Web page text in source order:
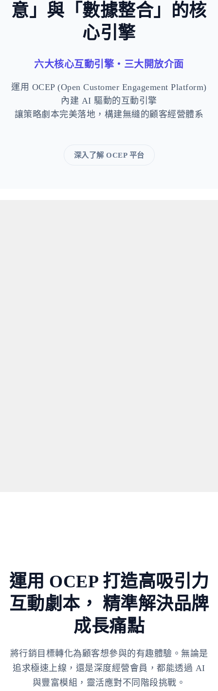
意」與「數據整合」的核
心引擎
六大核心互動引擎・三大開放介面
運用 OCEP (Open Customer Engagement Platform)
內建 AI 驅動的互動引擎
讓策略劇本完美落地，構建無縫的顧客經營體系
深入了解 OCEP 平台
運用 OCEP 打造高吸引力
互動劇本， 精準解決品牌
成長痛點
將行銷目標轉化為顧客想參與的有趣體驗。無論是
追求極速上線，還是深度經營會員，都能透過 AI
與豐富模組，靈活應對不同階段挑戰。